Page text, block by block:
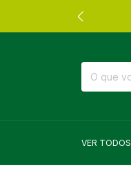
VER TODOS